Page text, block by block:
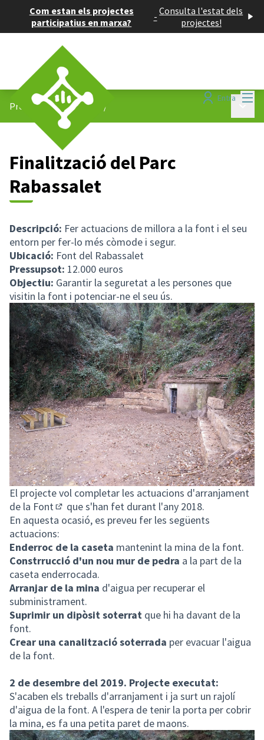
Com estan els projectes
participatius en marxa?
- Consulta l'estat dels
projectes!
Entra
Projectes participatius /
Finalització del Parc
Rabassalet
Descripció: Fer actuacions de millora a la font i el seu
entorn per fer-lo més còmode i segur.
Ubicació: Font del Rabassalet
Pressupsot: 12.000 euros
Objectiu: Garantir la seguretat a les persones que
visitin la font i potenciar-ne el seu ús.
El projecte vol completar les actuacions d'arranjament
de la Font
(Obrir en una pestanya nova)
que s'han fet durant l'any 2018.
En aquesta ocasió, es preveu fer les següents
actuacions:
Enderroc de la caseta mantenint la mina de la font.
Constrrucció d'un nou mur de pedra a la part de la
caseta enderrocada.
Arranjar de la mina d'aigua per recuperar el
subministrament.
Suprimir un dipòsit soterrat que hi ha davant de la
font.
Crear una canalització soterrada per evacuar l'aigua
de la font.
2 de desembre del 2019. Projecte executat:
S'acaben els treballs d'arranjament i ja surt un rajolí
d'aigua de la font. A l'espera de tenir la porta per cobrir
la mina, es fa una petita paret de maons.